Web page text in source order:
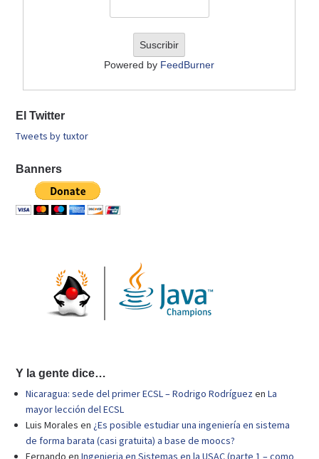
Powered by FeedBurner
El Twitter
Tweets by tuxtor
Banners
Y la gente dice…
Nicaragua: sede del primer ECSL – Rodrigo RodríguezenLa
mayor lección del ECSL
Luis Morales en ¿Es posible estudiar una ingeniería en sistema
de forma barata (casi gratuita) a base de moocs?
Fernando enIngenieria en Sistemas en la USAC (parte 1 – como